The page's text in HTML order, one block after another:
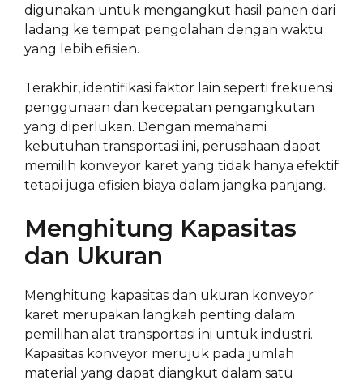
digunakan untuk mengangkut hasil panen dari
ladang ke tempat pengolahan dengan waktu
yang lebih efisien.
Terakhir, identifikasi faktor lain seperti frekuensi
penggunaan dan kecepatan pengangkutan
yang diperlukan. Dengan memahami
kebutuhan transportasi ini, perusahaan dapat
memilih konveyor karet yang tidak hanya efektif
tetapi juga efisien biaya dalam jangka panjang.
Menghitung Kapasitas
dan Ukuran
Menghitung kapasitas dan ukuran konveyor
karet merupakan langkah penting dalam
pemilihan alat transportasi ini untuk industri.
Kapasitas konveyor merujuk pada jumlah
material yang dapat diangkut dalam satu